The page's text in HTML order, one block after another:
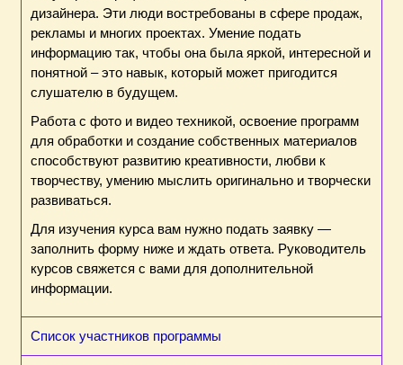
дизайнера. Эти люди востребованы в сфере продаж,
рекламы и многих проектах. Умение подать
информацию так, чтобы она была яркой, интересной и
понятной – это навык, который может пригодится
слушателю в будущем.
Работа с фото и видео техникой, освоение программ
для обработки и создание собственных материалов
способствуют развитию креативности, любви к
творчеству, умению мыслить оригинально и творчески
развиваться.
Для изучения курса вам нужно подать заявку —
заполнить форму ниже и ждать ответа. Руководитель
курсов свяжется с вами для дополнительной
информации.
Список участников программы